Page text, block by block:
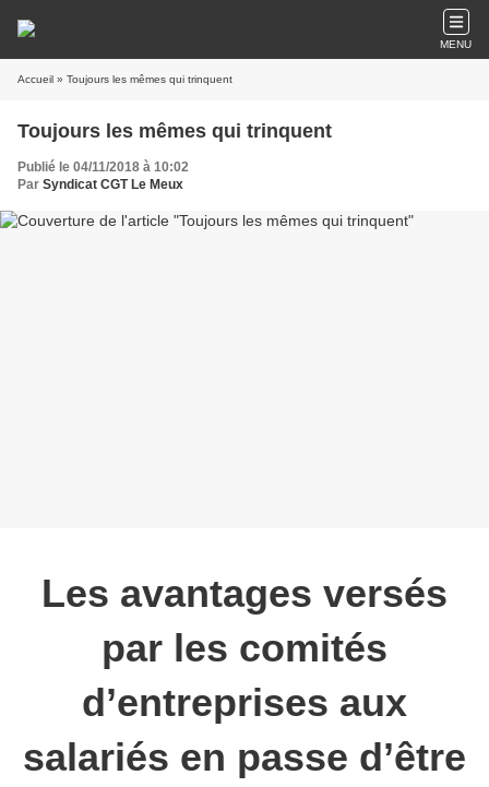
MENU
Accueil » Toujours les mêmes qui trinquent
Toujours les mêmes qui trinquent
Publié le 04/11/2018 à 10:02
Par Syndicat CGT Le Meux
Les avantages versés
par les comités
d’entreprises aux
salariés en passe d’être